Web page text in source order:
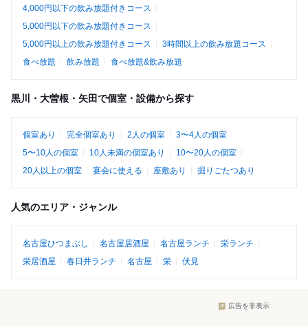
4,000円以下の飲み放題付きコース
5,000円以下の飲み放題付きコース
5,000円以上の飲み放題付きコース
3時間以上の飲み放題コース
食べ放題
飲み放題 食べ放題&飲み放題
黒川・大曽根・矢田で個室・設備から探す
個室あり 完全個室あり 2人の個室
3〜4人の個室
5〜10人の個室
10人未満の個室あり
10〜20人の個室
20人以上の個室
宴会に使える 座敷あり 掘りごたつあり
人気のエリア・ジャンル
名古屋ひつまぶし 名古屋居酒屋 名古屋ランチ
栄ランチ
栄居酒屋
春日井ランチ 名古屋 栄 伏見
広告を非表示